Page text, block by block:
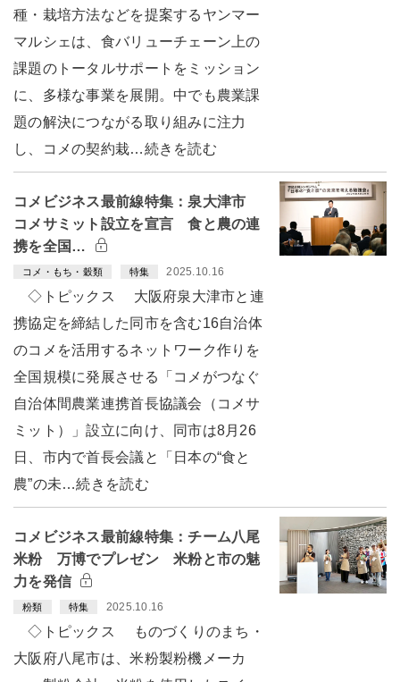
種・栽培方法などを提案するヤンマー
マルシェは、食バリューチェーン上の
課題のトータルサポートをミッション
に、多様な事業を展開。中でも農業課
題の解決につながる取り組みに注力
し、コメの契約栽…続きを読む
コメビジネス最前線特集：泉大津市
コメサミット設立を宣言 食と農の連
携を全国…
コメ・もち・穀類 特集 2025.10.16
◇トピックス 大阪府泉大津市と連
携協定を締結した同市を含む16自治体
のコメを活用するネットワーク作りを
全国規模に発展させる「コメがつなぐ
自治体間農業連携首長協議会（コメサ
ミット）」設立に向け、同市は8月26
日、市内で首長会議と「日本の“食と
農”の未…続きを読む
コメビジネス最前線特集：チーム八尾
米粉 万博でプレゼン 米粉と市の魅
力を発信
粉類 特集 2025.10.16
◇トピックス ものづくりのまち・
大阪府八尾市は、米粉製粉機メーカ